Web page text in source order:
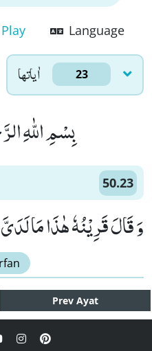
Play Language
اٰياتها 23
بِسْمِ اللّٰهِ
50.23
وَ قَالَ قَرِیْنُهٗ هٰذَا مَا لَدَیَّ
Prev Ayat